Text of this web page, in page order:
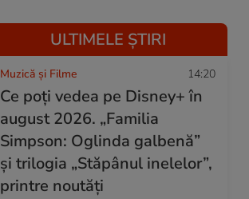
ULTIMELE ȘTIRI
Muzică și Filme 14:20
Ce poți vedea pe Disney+ în
august 2026. „Familia
Simpson: Oglinda galbenă”
și trilogia „Stăpânul inelelor”,
printre noutăți